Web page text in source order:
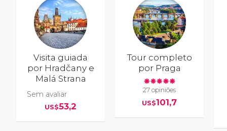
Visita guiada
por Hradčany e
Malá Strana
Sem avaliar
US$53,2
Tour completo
por Praga
27 opiniões
US$101,7